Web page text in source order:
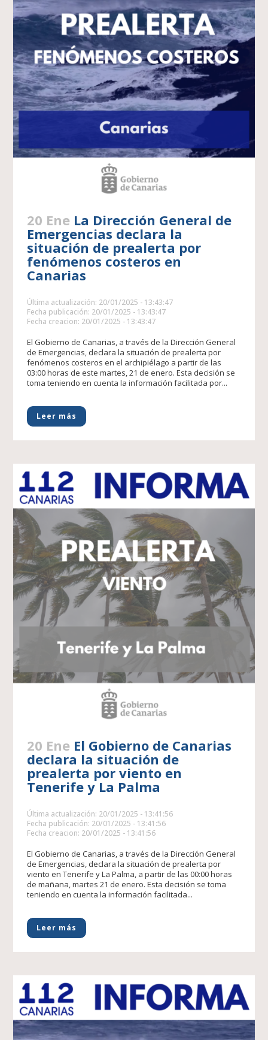
20 Ene La Dirección General de
Emergencias declara la
situación de prealerta por
fenómenos costeros en
Canarias
Última actualización: 20/01/2025 - 13:43:47
Fecha publicación: 20/01/2025 - 13:43:47
Fecha creacion: 20/01/2025 - 13:43:47
El Gobierno de Canarias, a través de la Dirección General
de Emergencias, declara la situación de prealerta por
fenómenos costeros en el archipiélago a partir de las
03:00 horas de este martes, 21 de enero. Esta decisión se
toma teniendo en cuenta la información facilitada por...
Leer más
20 Ene El Gobierno de Canarias
declara la situación de
prealerta por viento en
Tenerife y La Palma
Última actualización: 20/01/2025 - 13:41:56
Fecha publicación: 20/01/2025 - 13:41:56
Fecha creacion: 20/01/2025 - 13:41:56
El Gobierno de Canarias, a través de la Dirección General
de Emergencias, declara la situación de prealerta por
viento en Tenerife y La Palma, a partir de las 00:00 horas
de mañana, martes 21 de enero. Esta decisión se toma
teniendo en cuenta la información facilitada...
Leer más